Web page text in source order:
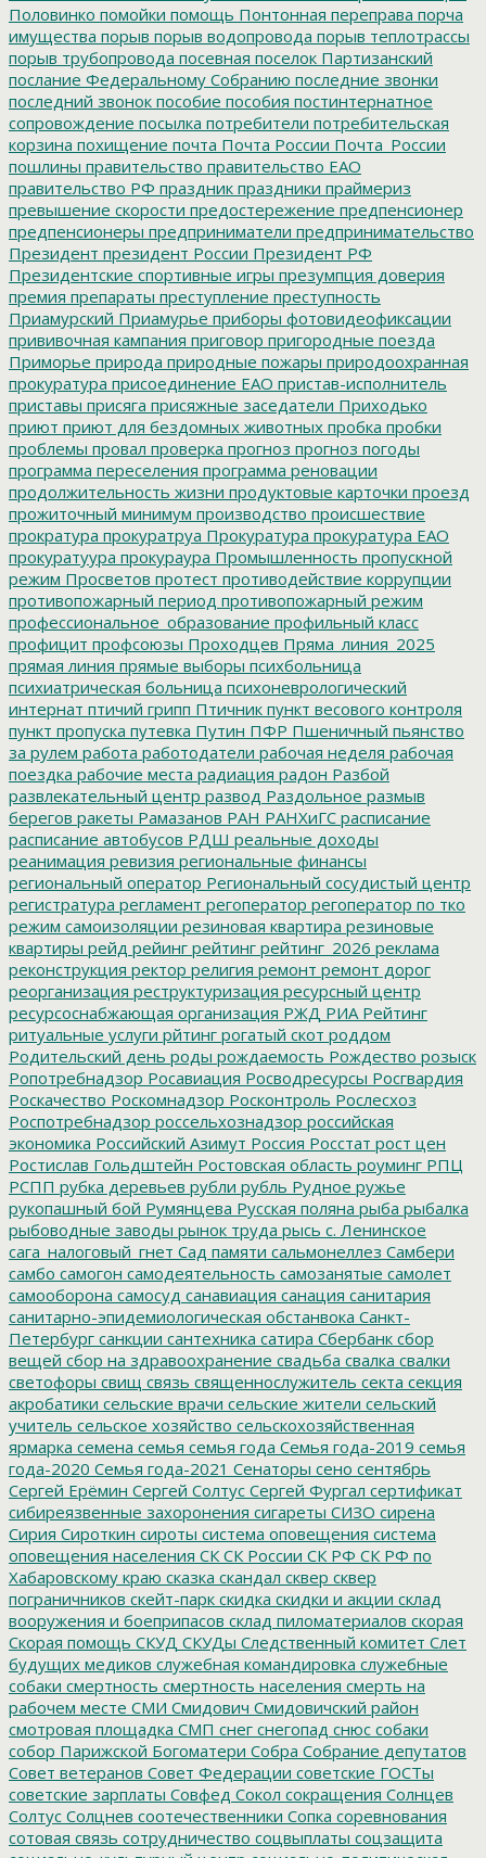
Половинко помойки помощь Понтонная переправа порча
имущества порыв порыв водопровода порыв теплотрассы
порыв трубопровода посевная поселок Партизанский
послание Федеральному Собранию последние звонки
последний звонок пособие пособия постинтернатное
сопровождение посылка потребители потребительская
корзина похищение почта Почта России Почта_России
пошлины правительство правительство ЕАО
правительство РФ праздник праздники праймериз
превышение скорости предостережение предпенсионер
предпенсионеры предприниматели предпринимательство
Президент президент России Президент РФ
Президентские спортивные игры презумпция доверия
премия препараты преступление преступность
Приамурский Приамурье приборы фотовидеофиксации
прививочная кампания приговор пригородные поезда
Приморье природа природные пожары природоохранная
прокуратура присоединение ЕАО пристав-исполнитель
приставы присяга присяжные заседатели Приходько
приют приют для бездомных животных пробка пробки
проблемы провал проверка прогноз прогноз погоды
программа переселения программа реновации
продолжительность жизни продуктовые карточки проезд
прожиточный минимум производство происшествие
прократура прокуратруа Прокуратура прокуратура ЕАО
прокуратуура прокураура Промышленность пропускной
режим Просветов протест противодействие коррупции
противопожарный период противопожарный режим
профессиональное_образование профильный класс
профицит профсоюзы Проходцев Пряма_линия_2025
прямая линия прямые выборы психбольница
психиатрическая больница психоневрологический
интернат птичий грипп Птичник пункт весового контроля
пункт пропуска путевка Путин ПФР Пшеничный пьянство
за рулем работа работодатели рабочая неделя рабочая
поездка рабочие места радиация радон Разбой
развлекательный центр развод Раздольное размыв
берегов ракеты Рамазанов РАН РАНХиГС расписание
расписание автобусов РДШ реальные доходы
реанимация ревизия региональные финансы
региональный оператор Региональный сосудистый центр
регистратура регламент регоператор регоператор по тко
режим самоизоляции резиновая квартира резиновые
квартиры рейд рейинг рейтинг рейтинг_2026 реклама
реконструкция ректор религия ремонт ремонт дорог
реорганизация реструктуризация ресурсный центр
ресурсоснабжающая организация РЖД РИА Рейтинг
ритуальные услуги рйтинг рогатый скот роддом
Родительский день роды рождаемость Рождество розыск
Ропотребнадзор Росавиация Росводресурсы Росгвардия
Роскачество Роскомнадзор Росконтроль Рослесхоз
Роспотребнадзор россельхознадзор российская
экономика Российский Азимут Россия Росстат рост цен
Ростислав Гольдштейн Ростовская область роуминг РПЦ
РСПП рубка деревьев рубли рубль Рудное ружье
рукопашный бой Румянцева Русская поляна рыба рыбалка
рыбоводные заводы рынок труда рысь с. Ленинское
сага_налоговый_гнет Сад памяти сальмонеллез Самбери
самбо самогон самодеятельность самозанятые самолет
самооборона самосуд санавиация санация санитария
санитарно-эпидемиологическая обстанвока Санкт-
Петербург санкции сантехника сатира Сбербанк сбор
вещей сбор на здравоохранение свадьба свалка свалки
светофоры свищ связь священнослужитель секта секция
акробатики сельские врачи сельские жители сельский
учитель сельское хозяйство сельскохозяйственная
ярмарка семена семья семья года Семья года-2019 семья
года-2020 Семья года-2021 Сенаторы сено сентябрь
Сергей Ерёмин Сергей Солтус Сергей Фургал сертификат
сибиреязвенные захоронения сигареты СИЗО сирена
Сирия Сироткин сироты система оповещения система
оповещения населения СК СК России СК РФ СК РФ по
Хабаровскому краю сказка скандал сквер сквер
пограничников скейт-парк скидка скидки и акции склад
вооружения и боеприпасов склад пиломатериалов скорая
Скорая помощь СКУД СКУДы Следственный комитет Слет
будущих медиков служебная командировка служебные
собаки смертность смертность населения смерть на
рабочем месте СМИ Смидович Смидовичский район
смотровая площадка СМП снег снегопад снюс собаки
собор Парижской Богоматери Собра Собрание депутатов
Совет ветеранов Совет Федерации советские ГОСТы
советские зарплаты Совфед Сокол сокращения Солнцев
Солтус Солцнев соотечественники Сопка соревнования
сотовая связь сотрудничество соцвыплаты соцзащита